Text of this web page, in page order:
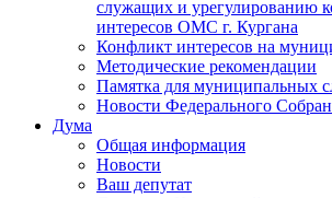
служащих и урегулированию
интересов ОМС г. Кургана
Конфликт интересов на
Методические рекомендации
Памятка для муниципальных
Новости Федерального
Дума
Общая информация
Новости
Ваш депутат